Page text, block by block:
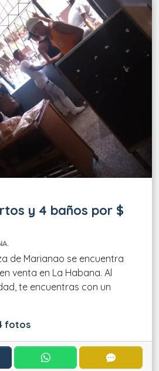
y 4 baños por $
de Marianao se encuentra
venta en La Habana. Al
te encuentras con un
fotos
CONTACTAR POR